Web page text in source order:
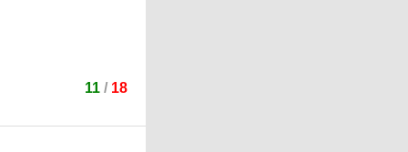
11 / 18